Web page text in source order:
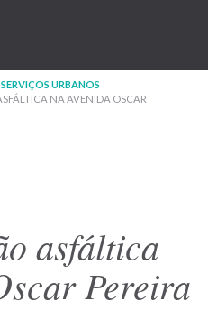
URBANOS
NA AVENIDA OSCAR
asfáltica
Pereira